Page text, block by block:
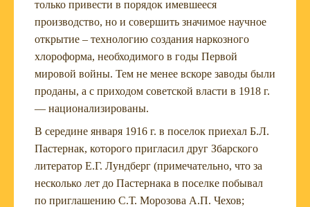
только привести в порядок имевшееся
производство, но и совершить значимое научное
открытие – технологию создания наркозного
хлороформа, необходимого в годы Первой
мировой войны. Тем не менее вскоре заводы были
проданы, а с приходом советской власти в 1918 г.
— национализированы.
В середине января 1916 г. в поселок приехал Б.Л.
Пастернак, которого пригласил друг Збарского
литератор Е.Г. Лундберг (примечательно, что за
несколько лет до Пастернака в поселке побывал
по приглашению С.Т. Морозова А.П. Чехов;